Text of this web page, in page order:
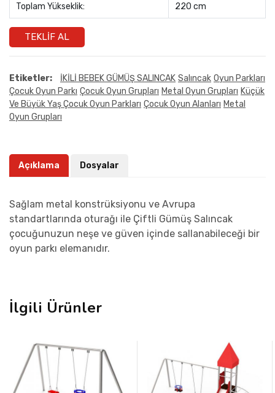
Toplam Yükseklik: 220 cm
TEKLIF AL
Etiketler: İKİLİ BEBEK GÜMÜŞ SALINCAK Salıncak Oyun Parkları
Çocuk Oyun Parkı Çocuk Oyun Grupları Metal Oyun Grupları Küçük
Ve Büyük Yaş Çocuk Oyun Parkları Çocuk Oyun Alanları Metal
Oyun Grupları
Açıklama Dosyalar
Sağlam metal konstrüksiyonu ve Avrupa
standartlarında oturağı ile Çiftli Gümüş Salıncak
çocuğunuzun neşe ve güven içinde sallanabileceği bir
oyun parkı elemanıdır.
İlgili Ürünler